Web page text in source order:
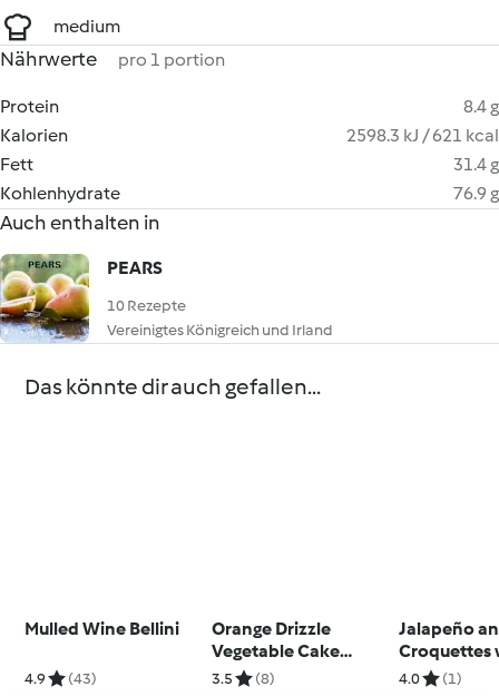
medium
Nährwerte pro 1 portion
Protein
8.4 g
Kalorien
2598.3 kJ / 621 kcal
Fett
31.4 g
Kohlenhydrate
76.9 g
Auch enthalten in
PEARS
10 Rezepte
Vereinigtes Königreich und Irland
Das könnte dir auch gefallen...
Mulled Wine Bellini
4.9 (43)
Orange Drizzle
Vegetable Cake
(gluten and dairy
3.5 (8)
Jalapeño
Croquettes
Chipotle
4.0 (1)